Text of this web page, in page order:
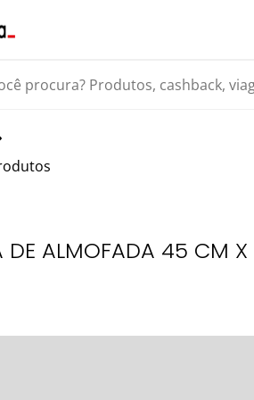
procura? Produtos, cashback, viagens...
DE ALMOFADA 45 CM